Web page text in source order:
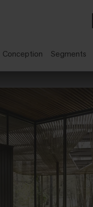
Conception Segments